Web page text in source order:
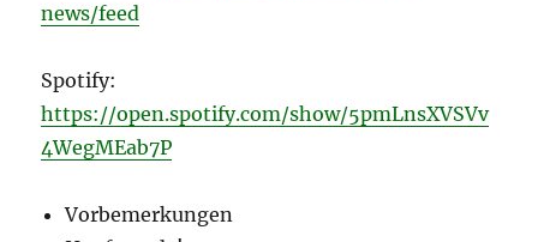
news/feed
Spotify:
https://open.spotify.com/show/5pmLnsXVSVv
4WegMEab7P
Vorbemerkungen